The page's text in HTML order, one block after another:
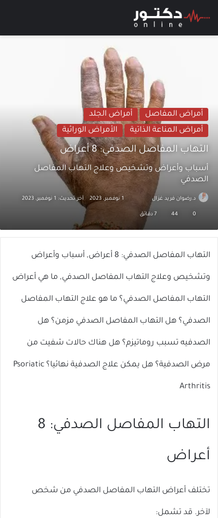
أمراض المفاصل
أمراض الجلد
أمراض المناعة الذاتية
الأمراض الوراثية
التهاب المفاصل الصدفي: 8 أعراض
أسباب وأعراض وتشخيص وعلاج التهاب المفاصل
الصدفي
د.رضوان فريد غزال
على
1 نوفمبر، 2023 آخر تحديث: 1 نوفمبر، 2023
0
44
التهاب المفاصل الصدفي: 8 أعراض, أسباب وأعراض
وتشخيص وعلاج التهاب المفاصل الصدفي, ما هي أعراض
التهاب المفاصل الصدفي؟ ما هو علاج التهاب المفاصل
الصدفي؟ هل التهاب المفاصل الصدفي مزمن؟ هل
الصدفيه تسبب روماتيزم؟ هل هناك حالات شفيت من
مرض الصدفية؟ هل يمكن علاج الصدفية نهائيا؟ Psoriatic
Arthritis
التهاب المفاصل الصدفي: 8
أعراض
تختلف أعراض التهاب المفاصل الصدفي من شخص
لآخر. قد تشمل: